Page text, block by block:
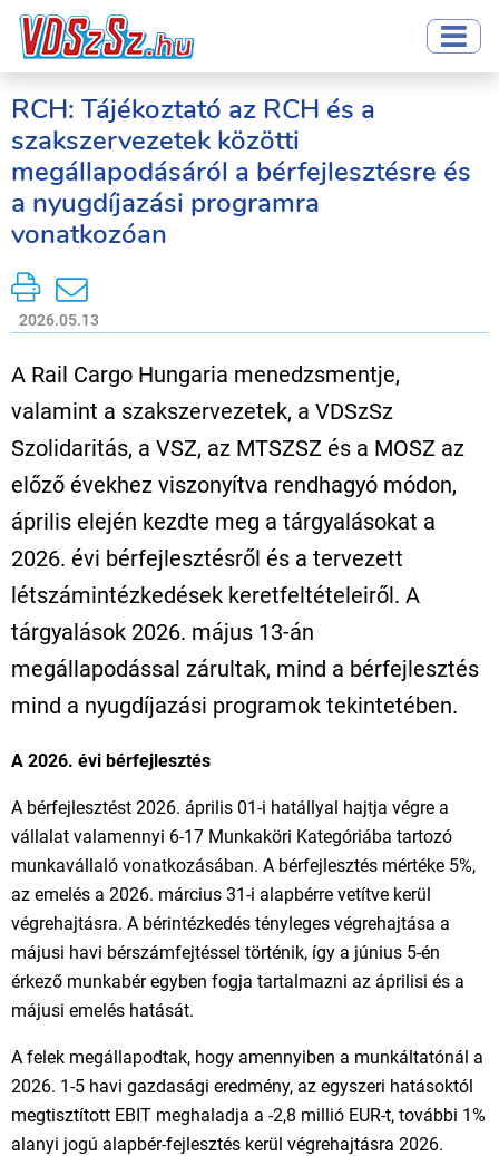
RCH: Tájékoztató az RCH és a
szakszervezetek közötti
megállapodásáról a bérfejlesztésre és
a nyugdíjazási programra
vonatkozóan
2026.05.13
A Rail Cargo Hungaria menedzsmentje,
valamint a szakszervezetek, a VDSzSz
Szolidaritás, a VSZ, az MTSZSZ és a MOSZ az
előző évekhez viszonyítva rendhagyó módon,
április elején kezdte meg a tárgyalásokat a
2026. évi bérfejlesztésről és a tervezett
létszámintézkedések keretfeltételeiről. A
tárgyalások 2026. május 13-án
megállapodással zárultak, mind a bérfejlesztés
mind a nyugdíjazási programok tekintetében.
A 2026. évi bérfejlesztés
A bérfejlesztést 2026. április 01-i hatállyal hajtja végre a
vállalat valamennyi 6-17 Munkaköri Kategóriába tartozó
munkavállaló vonatkozásában. A bérfejlesztés mértéke 5%,
az emelés a 2026. március 31-i alapbérre vetítve kerül
végrehajtásra. A bérintézkedés tényleges végrehajtása a
májusi havi bérszámfejtéssel történik, így a június 5-én
érkező munkabér egyben fogja tartalmazni az áprilisi és a
májusi emelés hatását.
A felek megállapodtak, hogy amennyiben a munkáltatónál a
2026. 1-5 havi gazdasági eredmény, az egyszeri hatásoktól
megtisztított EBIT meghaladja a -2,8 millió EUR-t, további 1%
alanyi jogú alapbér-fejlesztés kerül végrehajtásra 2026.